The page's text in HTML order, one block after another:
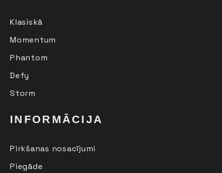
Klasiskā
Momentum
Phantom
Defy
Storm
INFORMĀCIJA
Pirkšanas nosacījumi
Piegāde